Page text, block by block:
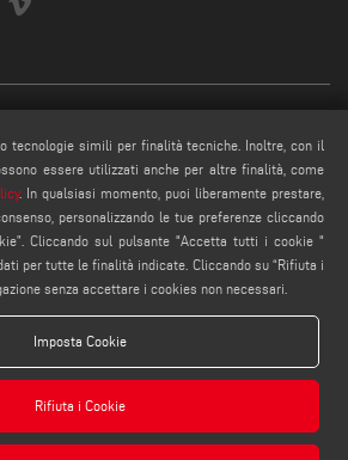
Ravarino, 300, 41019 Soliera MO - ITALY - Phone +39 059
566273 - P.IVA 03236850362
tecnologie simili per finalità tecniche. Inoltre, con il
essere utilizzati anche per altre finalità, come
. In qualsiasi momento, puoi liberamente prestare,
personalizzando le tue preferenze cliccando
Cliccando sul pulsante "Accetta tutti i cookie "
per tutte le finalità indicate. Cliccando su “Rifiuta i
senza accettare i cookies non necessari.
Imposta Cookie
Rifiuta i Cookie